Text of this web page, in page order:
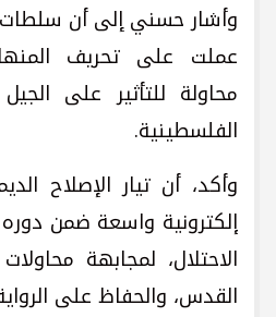
وأشار حسني إلى أن
عملت على تحريف
محاولة للتأثير على
الفلسطينية.
وأكد، أن تيار الإصلاح
إلكترونية واسعة ضمن
الاحتلال، لمجابهة
القدس، والحفاظ على